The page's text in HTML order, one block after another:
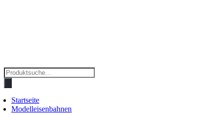
Products
search
Startseite
Modelleisenbahnen